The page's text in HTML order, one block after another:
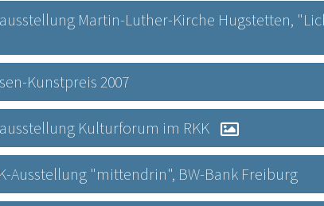
Martin-Luther-Kirche Hugstetten,
Kunstpreis 2007
Kulturforum im RKK
Ausstellung "mittendrin", BW-Bank Freiburg